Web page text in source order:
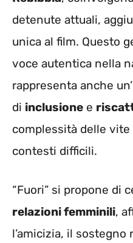
detenute attuali,
unica al film. Questo
voce autentica nella
rappresenta anche
di inclusione e
complessità delle
contesti difficili.
“Fuori” si propone di
relazioni femminili,
l’amicizia, il sostegno